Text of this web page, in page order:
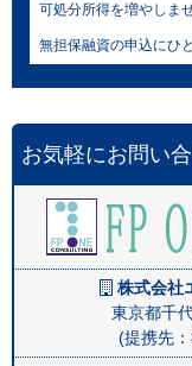
可処分所得を増やしま
無担保融資の申込にひ
お気軽にお問い
株式会社
東京都千
(提携先